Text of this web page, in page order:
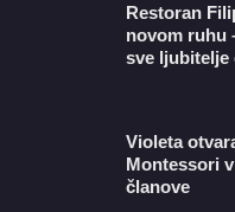
Restoran
novom ruhu
sve ljubitelje
Violeta
Montessori
članove